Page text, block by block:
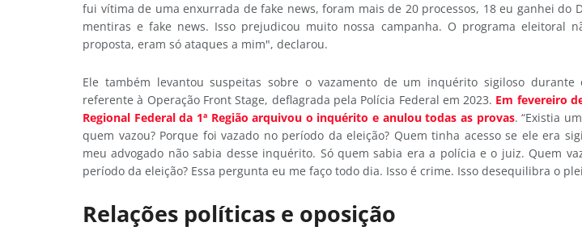
fui vítima de uma enxurrada de fake news, foram mais de 20 processos, 18 eu ganhei do
mentiras e fake news. Isso prejudicou muito nossa campanha. O programa eleitoral
proposta, eram só ataques a mim", declarou.
Ele também levantou suspeitas sobre o vazamento de um inquérito sigiloso durante
referente à Operação Front Stage, deflagrada pela Polícia Federal em 2023. Em fevereiro
Regional Federal da 1ª Região arquivou o inquérito e anulou todas as provas. “Existia
quem vazou? Porque foi vazado no período da eleição? Quem tinha acesso se ele era
meu advogado não sabia desse inquérito. Só quem sabia era a polícia e o juiz. Quem
período da eleição? Essa pergunta eu me faço todo dia. Isso é crime. Isso desequilibra o
Relações políticas e oposição